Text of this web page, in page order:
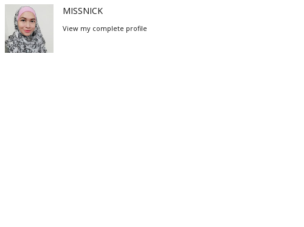
MISSNICK
View my complete profile